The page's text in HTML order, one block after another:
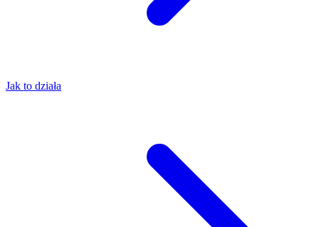
Jak to działa